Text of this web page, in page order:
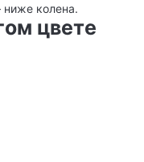
колена.
цвете